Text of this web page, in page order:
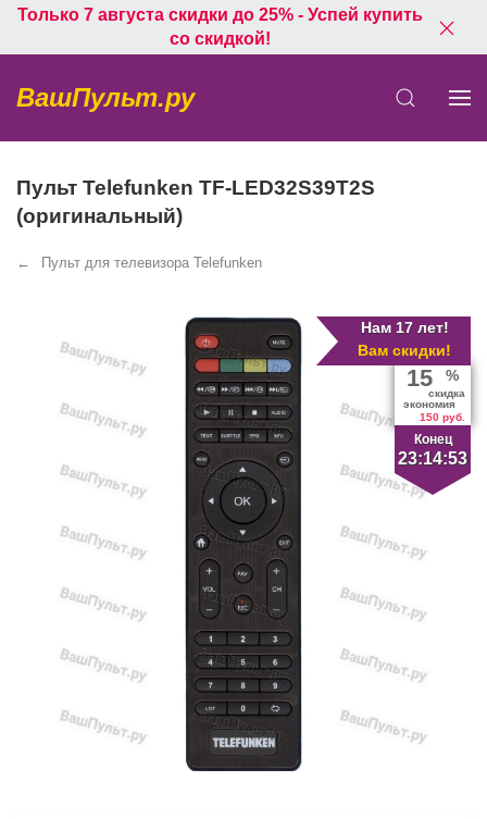
Только 7 августа скидки до 25% - Успей купить
со скидкой!
ВашПульт.ру
Пульт Telefunken TF-LED32S39T2S
(оригинальный)
Пульт для телевизора Telefunken
Нам 17 лет!
Вам скидки!
Конец
23:14:53
15 %
скидка
экономия
150 руб.